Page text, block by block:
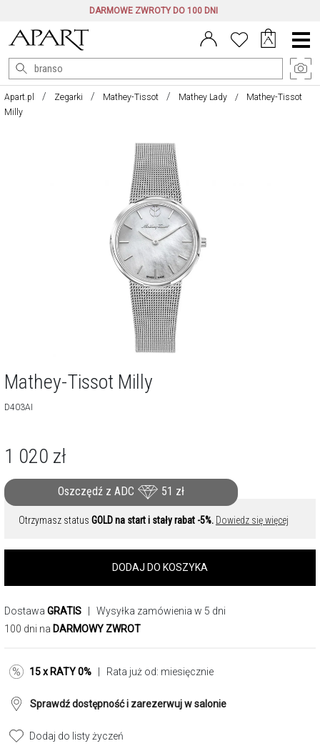
DARMOWE ZWROTY DO 100 DNI
Menu
główne
Apart.pl Zegarki Mathey-Tissot Mathey Lady
Mathey-Tissot
Milly
Mathey-Tissot Milly
D403AI
1 020 zł
Oszczędź z ADC 51 zł
Otrzymasz status GOLD na start i stały rabat -5%. Dowiedz się więcej
DODAJ DO KOSZYKA
Dostawa GRATIS | Wysyłka zamówienia w 5 dni
100 dni na DARMOWY ZWROT
15 x RATY 0% | Rata już od: miesięcznie
Sprawdź dostępność i zarezerwuj w salonie
Dodaj do listy życzeń